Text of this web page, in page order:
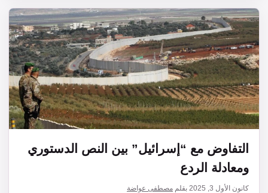
التفاوض مع “إسرائيل” بين النص الدستوري
ومعادلة الردع
كانون الأول 3, 2025 بقلم مصطفى عواضة